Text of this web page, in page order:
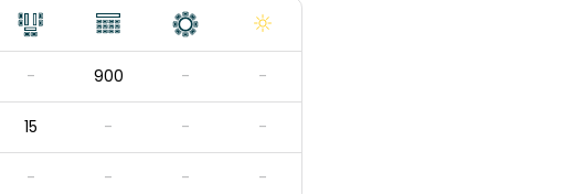
- 900 - -
15 - - -
- - - -